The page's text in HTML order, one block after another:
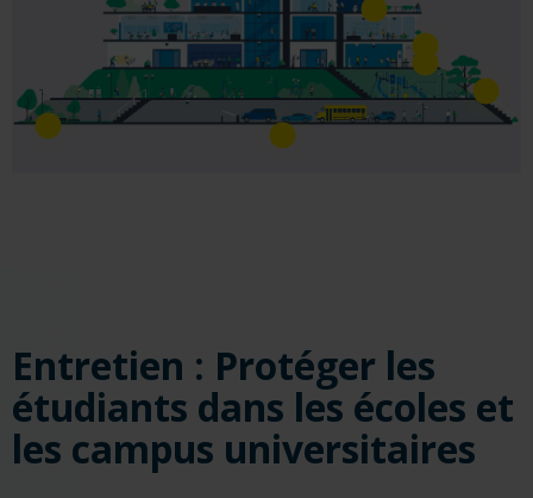
Entretien : Protéger les
étudiants dans les écoles et
les campus universitaires